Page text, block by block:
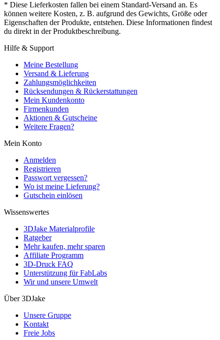
* Diese Lieferkosten fallen bei einem Standard-Versand an. Es
können weitere Kosten, z. B. aufgrund des Gewichts, Größe oder
Eigenschaften der Produkte, entstehen. Diese Informationen findest
du direkt in der Produktbeschreibung.
Hilfe & Support
Meine Bestellung
Versand & Lieferung
Zahlungsmöglichkeiten
Rücksendungen & Rückerstattungen
Mein Kundenkonto
Firmenkunden
Aktionen & Gutscheine
Weitere Fragen?
Mein Konto
Anmelden
Registrieren
Passwort vergessen?
Wo ist meine Lieferung?
Gutschein einlösen
Wissenswertes
3DJake Materialprofile
Ratgeber
Mehr kaufen, mehr sparen
Affiliate Programm
3D-Druck FAQ
Unterstützung für FabLabs
Wir und unsere Umwelt
Über 3DJake
Unsere Gruppe
Kontakt
Freie Jobs